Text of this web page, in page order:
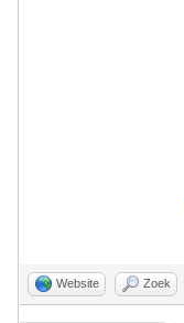
Website Zoek